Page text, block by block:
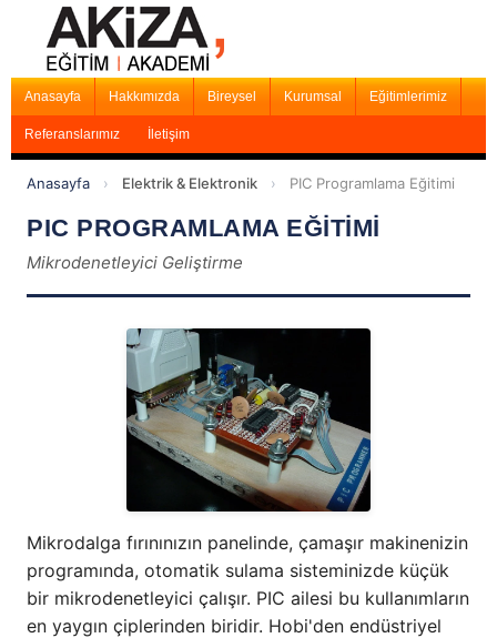
Anasayfa Hakkımızda Bireysel Kurumsal Eğitimlerimiz
Referanslarımız İletişim
Anasayfa › Elektrik & Elektronik › PIC Programlama Eğitimi
PIC PROGRAMLAMA EĞİTİMİ
Mikrodenetleyici Geliştirme
Mikrodalga fırınınızın panelinde, çamaşır makinenizin
programında, otomatik sulama sisteminizde küçük
bir mikrodenetleyici çalışır. PIC ailesi bu kullanımların
en yaygın çiplerinden biridir. Hobi'den endüstriyel